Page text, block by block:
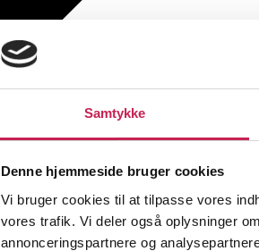
Samtykke
Denne hjemmeside bruger cookies
Vi bruger cookies til at tilpasse vores
vores trafik. Vi deler også oplysninger
annonceringspartnere og